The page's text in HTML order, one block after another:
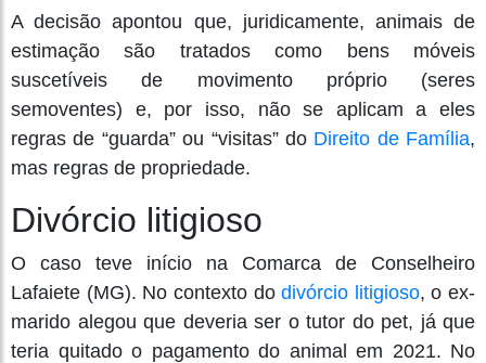
A decisão apontou que, juridicamente, animais de
estimação são tratados como bens móveis
suscetíveis de movimento próprio (seres
semoventes) e, por isso, não se aplicam a eles
regras de “guarda” ou “visitas” do Direito de Família,
mas regras de propriedade.
Divórcio litigioso
O caso teve início na Comarca de Conselheiro
Lafaiete (MG). No contexto dodivórcio litigioso, o ex-
marido alegou que deveria ser o tutor do pet, já que
teria quitado o pagamento do animal em 2021. No